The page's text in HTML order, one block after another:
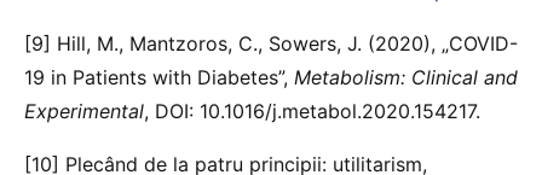
[9] Hill, M., Mantzoros, C., Sowers, J. (2020), „COVID-
19 in Patients with Diabetes”, Metabolism: Clinical and
Experimental, DOI: 10.1016/j.metabol.2020.154217.
[10] Plecând de la patru principii: utilitarism,